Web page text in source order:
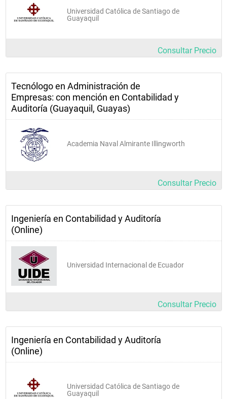
Universidad Católica de Santiago de
Guayaquil
Consultar Precio
Tecnólogo en Administración de
Empresas: con mención en Contabilidad y
Auditoría (Guayaquil, Guayas)
Academia Naval Almirante Illingworth
Consultar Precio
Ingeniería en Contabilidad y Auditoría
(Online)
Universidad Internacional de Ecuador
Consultar Precio
Ingeniería en Contabilidad y Auditoría
(Online)
Universidad Católica de Santiago de
Guayaquil